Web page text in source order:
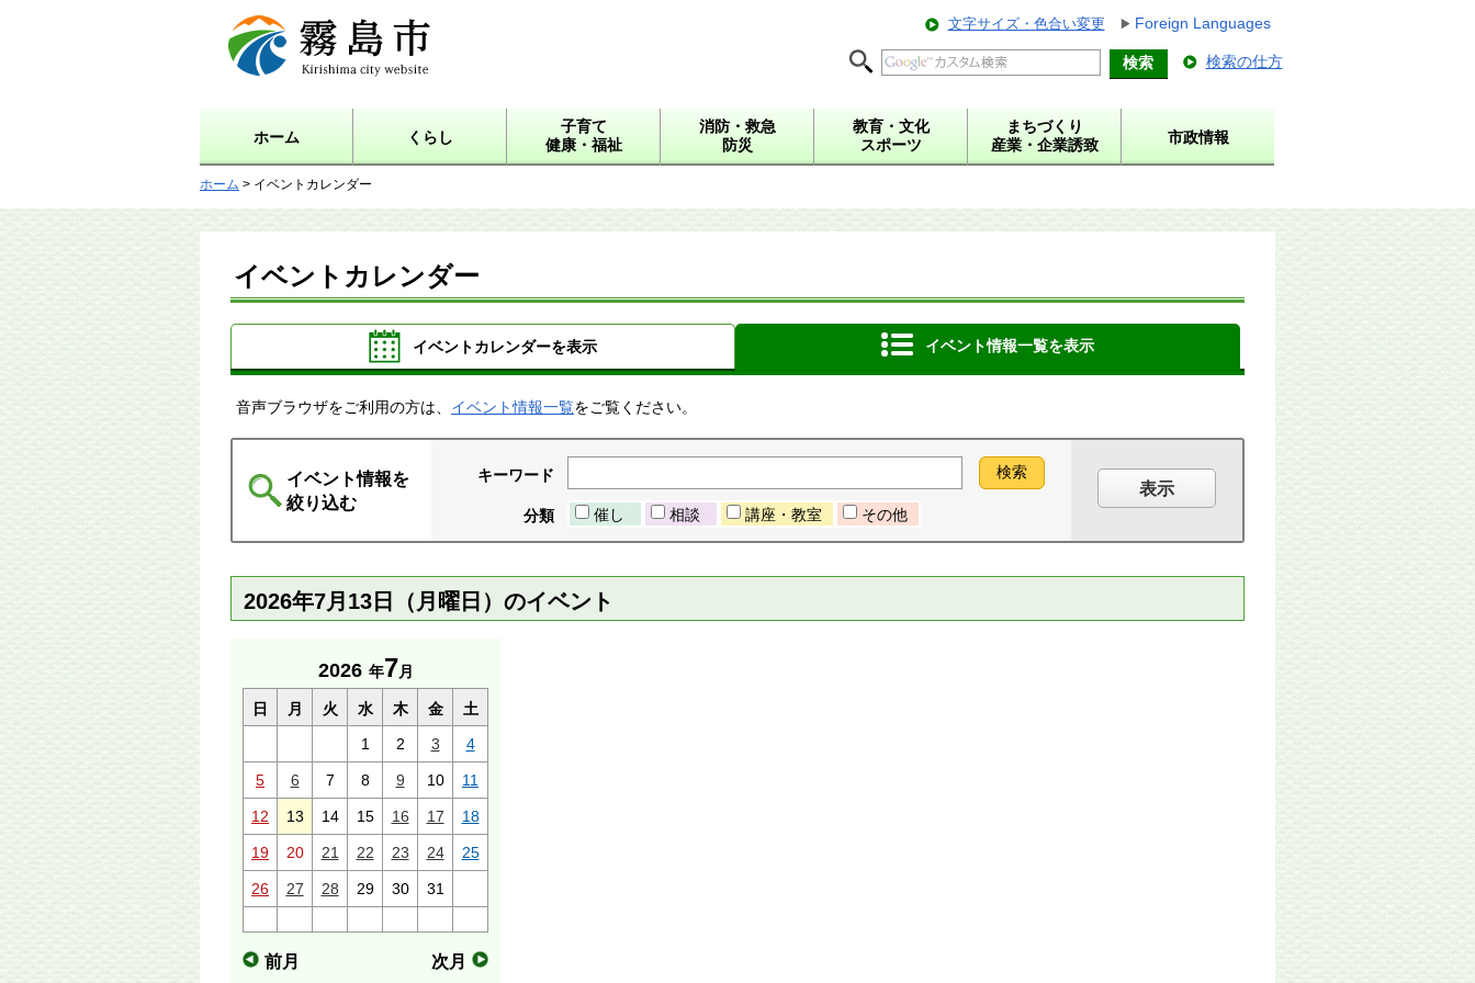
霧島市 Kirishima city
website
文字サイズ・色合い変更 Foreign Languages
検索の仕方
ホーム くらし
子育て
健康・福祉
消防・救急
防災
教育・文化
スポーツ
まちづくり
産業・企業誘致
市政情報
ホーム > イベントカレンダー
イベントカレンダー
イベントカレンダーを表示 イベント情報一覧を表示
音声ブラウザをご利用の方は、 イベント情報一覧をご覧ください。
イベント情報を
絞り込む
キーワード
分類 催し 相談 講座・教室 その他
2026年7月13日（月曜日）のイベント
2026 年7 月
日 月 火 水 木 金
土
1
2 3 4
5 6 7 8 9 10 11
12 13 14 15 16 17 18
19 20 21 22 23 24 25
26 27 28 29 30 31
前月 次月